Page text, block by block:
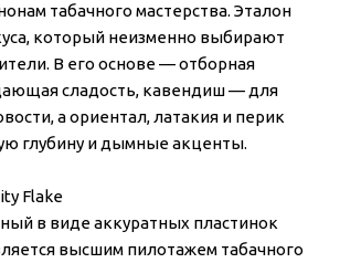
табачного мастерства. Эталон
который неизменно выбирают
В его основе — отборная
сладость, кавендиш — для
а ориентал, латакия и перик
глубину и дымные акценты.
Flake
в виде аккуратных пластинок
высшим пилотажем табачного